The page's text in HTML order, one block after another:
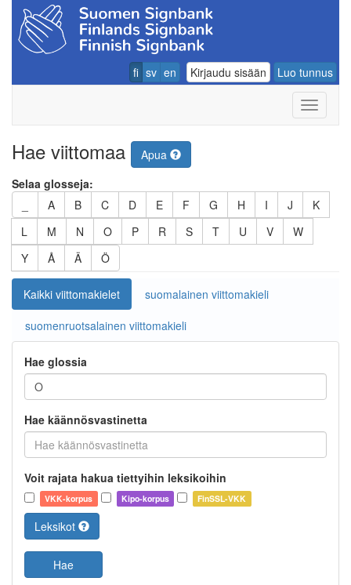
fi sv en Kirjaudu sisään Luo tunnus
Hae viittomaa
Apua
Selaa glosseja:
A B C D E F G H I J
K
L
M N O P R S T U V
W
Y
Å Ä Ö
Kaikki viittomakielet
suomalainen viittomakieli
suomenruotsalainen viittomakieli
Hae glossia
Hae käännösvastinetta
Voit rajata hakua tiettyihin leksikoihin
VKK-korpus Kipo-korpus FinSSL-VKK
Leksikot
Hae